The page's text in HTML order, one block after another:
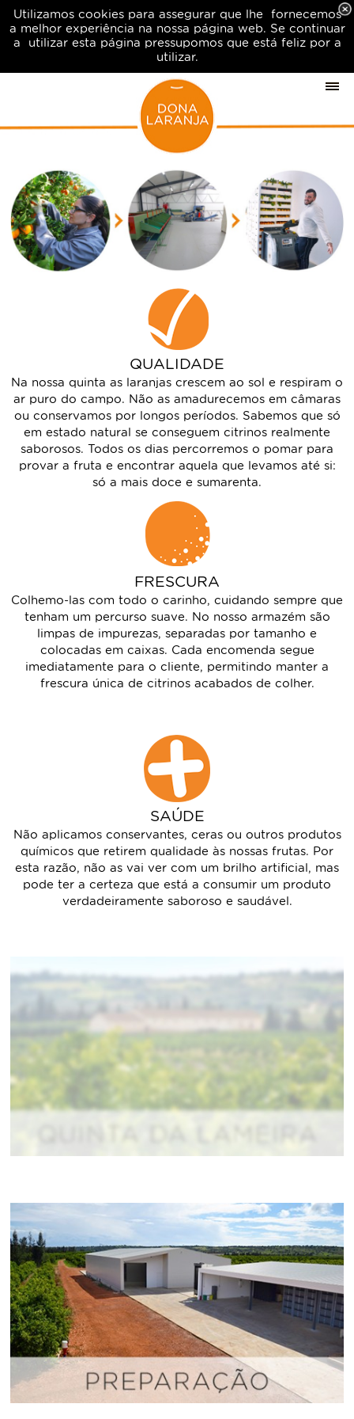
Utilizamos cookies para assegurar que lhe fornecemos
a melhor experiência na nossa página web. Se continuar
a utilizar esta página pressupomos que está feliz por a
utilizar.
QUALIDADE
Na nossa quinta as laranjas crescem ao sol e respiram o
ar puro do campo. Não as amadurecemos em câmaras
ou conservamos por longos períodos. Sabemos que só
em estado natural se conseguem citrinos realmente
saborosos. Todos os dias percorremos o pomar para
provar a fruta e encontrar aquela que levamos até si:
só a mais doce e sumarenta.
FRESCURA
Colhemo-las com todo o carinho, cuidando sempre que
tenham um percurso suave. No nosso armazém são
limpas de impurezas, separadas por tamanho e
colocadas em caixas. Cada encomenda segue
imediatamente para o cliente, permitindo manter a
frescura única de citrinos acabados de colher.
SAÚDE
Não aplicamos conservantes, ceras ou outros produtos
químicos que retirem qualidade às nossas frutas. Por
esta razão, não as vai ver com um brilho artificial, mas
pode ter a certeza que está a consumir um produto
verdadeiramente saboroso e saudável.